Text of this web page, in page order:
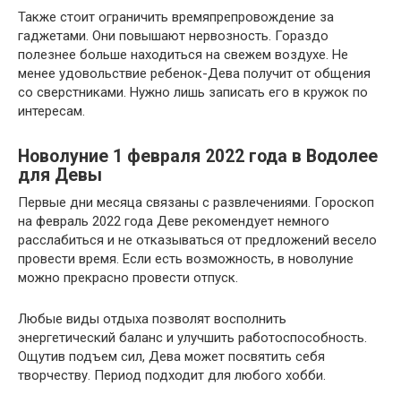
Также стоит ограничить времяпрепровождение за
гаджетами. Они повышают нервозность. Гораздо
полезнее больше находиться на свежем воздухе. Не
менее удовольствие ребенок-Дева получит от общения
со сверстниками. Нужно лишь записать его в кружок по
интересам.
Новолуние 1 февраля 2022 года в Водолее
для Девы
Первые дни месяца связаны с развлечениями. Гороскоп
на февраль 2022 года Деве рекомендует немного
расслабиться и не отказываться от предложений весело
провести время. Если есть возможность, в новолуние
можно прекрасно провести отпуск.
Любые виды отдыха позволят восполнить
энергетический баланс и улучшить работоспособность.
Ощутив подъем сил, Дева может посвятить себя
творчеству. Период подходит для любого хобби.